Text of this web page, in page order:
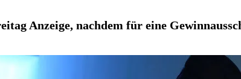
Anzeige, nachdem für eine